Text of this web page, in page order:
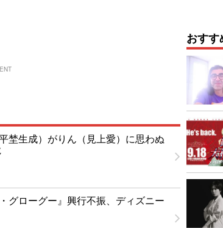
埜生成）がりん（見上愛）に思わぬ
グローグー』興行不振、ディズニー
おす